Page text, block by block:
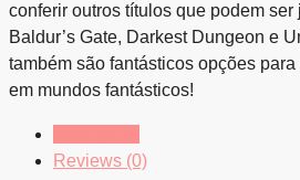
conferir outros títulos que podem
Baldur’s Gate, Darkest Dungeon e
também são fantásticos opções
em mundos fantásticos!
Reviews (0)